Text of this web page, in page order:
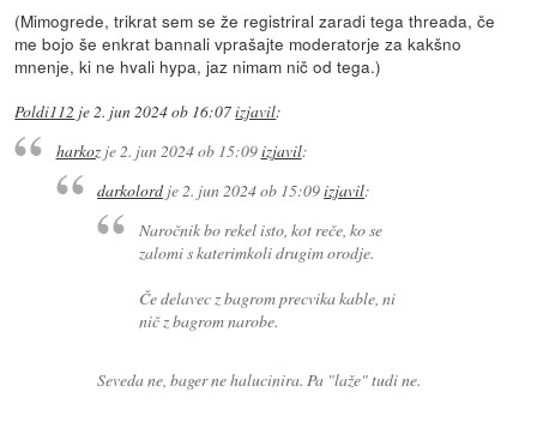
(Mimogrede, trikrat sem se že registriral zaradi tega threada, če
me bojo še enkrat bannali vprašajte moderatorje za kakšno
mnenje, ki ne hvali hypa, jaz nimam nič od tega.)
Poldi112 je2. jun 2024 ob 16:07izjavil:
harkozje2. jun 2024 ob 15:09izjavil:
darkolordje2. jun 2024 ob 15:09izjavil:
Naročnik bo rekel isto, kot reče, ko se
zalomi s katerimkoli drugim orodje.
Če delavec z bagrom precvika kable, ni
nič z bagrom narobe.
Seveda ne, bager ne halucinira. Pa "laže" tudi ne.